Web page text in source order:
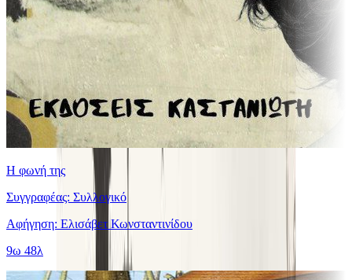
Η φωνή της
Συγγραφέας: Συλλογικό
Αφήγηση: Ελισάβετ Κωνσταντινίδου
9ω 48λ